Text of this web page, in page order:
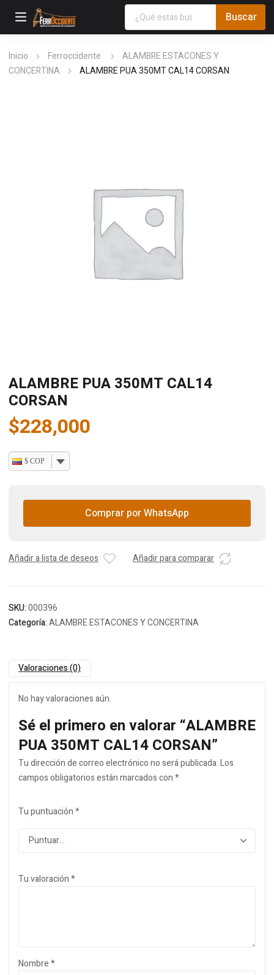
Inicio Ferroccidente
ALAMBRE ESTACONES Y
CONCERTINA
ALAMBRE PUA 350MT CAL14 CORSAN
ALAMBRE PUA 350MT CAL14
CORSAN
$228,000
$ COP
Comprar por WhatsApp
Añadir a lista de deseos Añadir para comparar
SKU:000396
Categoría:ALAMBRE ESTACONES Y CONCERTINA
Valoraciones (0)
No hay valoraciones aún.
Sé el primero en valorar “ALAMBRE
PUA 350MT CAL14 CORSAN”
Tu dirección de correo electrónico no será publicada.Los
campos obligatorios están marcados con*
Tu puntuación*
Tu valoración*
Nombre*